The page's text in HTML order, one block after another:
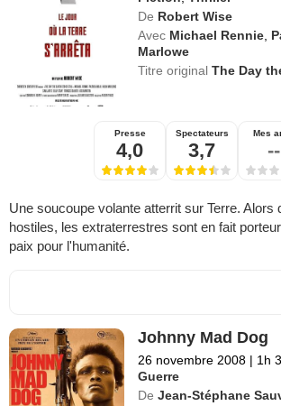
De Robert Wise
Avec Michael Rennie
Marlowe
Titre originalThe Day
Presse
4,0
Spectateurs
3,7
Mes
--
Une soucoupe volante atterrit sur Terre. Alors
hostiles, les extraterrestres sont en fait
paix pour l'humanité.
Johnny Mad Dog
26 novembre 2008 | 1h
Guerre
De Jean-Stéphane